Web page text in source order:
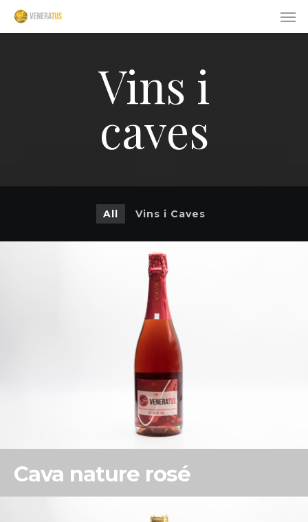
Skip
main
Vins i
caves
All Vins i Caves
Cava nature rosé